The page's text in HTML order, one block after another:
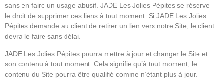
sans en faire un usage abusif. JADE Les Jolies Pépites se réserve
le droit de supprimer ces liens à tout moment. Si JADE Les Jolies
Pépites demande au client de retirer un lien vers notre Site, le client
devra le faire sans délai.
JADE Les Jolies Pépites pourra mettre à jour et changer le Site et
son contenu à tout moment. Cela signifie qu’à tout moment, le
contenu du Site pourra être qualifié comme n’étant plus à jour.